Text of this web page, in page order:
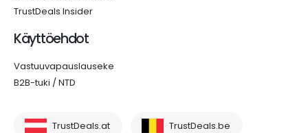
TrustDeals Insider
Käyttöehdot
Vastuuvapauslauseke
B2B-tuki / NTD
TrustDeals.at TrustDeals.be